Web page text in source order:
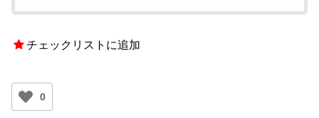
チェックリストに追加
0